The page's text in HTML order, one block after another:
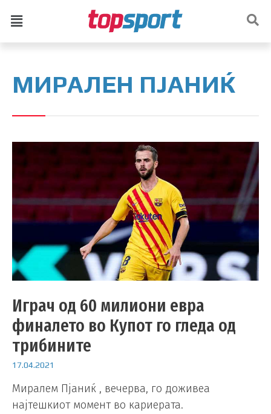
МИРАЛЕН ПЈАНИЌ
Играч од 60 милиони евра
финалето во Купот го гледа од
трибините
17.04.2021
Миралем Пјаниќ , вечерва, го доживеа
најтешкиот момент во кариерата.